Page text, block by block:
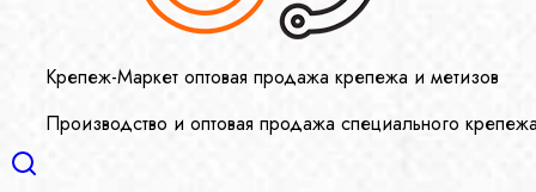
Крепеж-Маркет оптовая продажа крепежа и метизов
Производство и оптовая продажа специального